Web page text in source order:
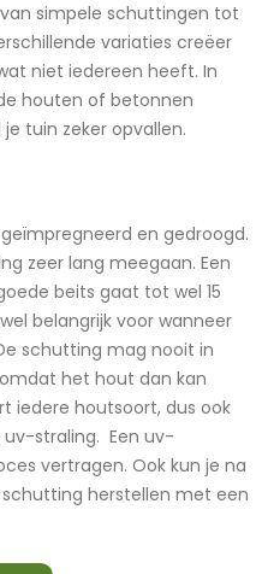
simpele schuttingen tot
variaties creëer
niet iedereen heeft. In
houten of betonnen
tuin zeker opvallen.
en gedroogd.
zeer lang meegaan. Een
beits gaat tot wel 15
belangrijk voor wanneer
schutting mag nooit in
het hout dan kan
iedere houtsoort, dus ook
straling. Een uv-
vertragen. Ook kun je na
herstellen met een